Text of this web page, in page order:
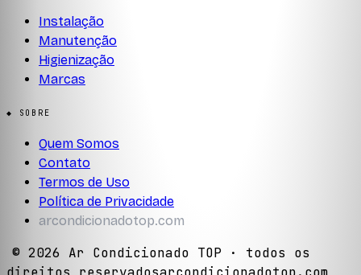
Instalação
Manutenção
Higienização
Marcas
◆ SOBRE
Quem Somos
Contato
Termos de Uso
Política de Privacidade
arcondicionadotop.com
© 2026 Ar Condicionado TOP · todos os